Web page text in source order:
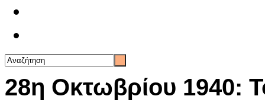
28η Οκτωβρίου 1940: